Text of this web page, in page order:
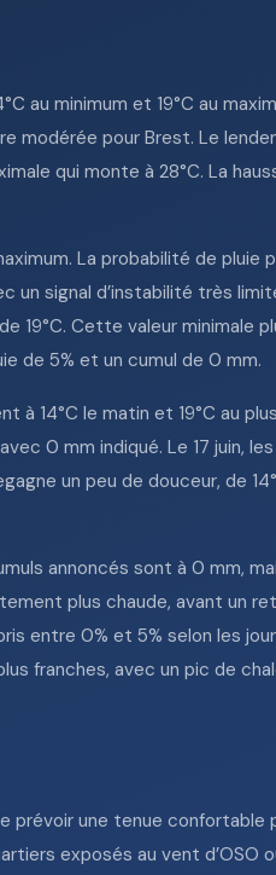
au minimum et 19°C au
pour Brest. Le
qui monte à 28°C. La
La probabilité de pluie
un signal d’instabilité très
19°C. Cette valeur minimale
de 5% et un cumul de 0 mm.
14°C le matin et 19°C au
0 mm indiqué. Le 17 juin,
un peu de douceur, de
annoncés sont à 0 mm,
plus chaude, avant un
entre 0% et 5% selon les
franches, avec un pic de
prévoir une tenue confortable
exposés au vent d’OSO